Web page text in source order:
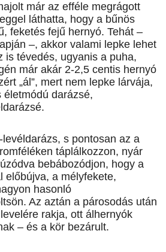
már az efféle megrágott
láthatta, hogy a bűnös
feketés fejű hernyó. Tehát –
–, akkor valami lepke lehet
is tévedés, ugyanis a puha,
már akár 2-2,5 centis hernyó
„ál”, mert nem lepke lárvája,
életmódú darázsé,
s pontosan az a
táplálkozzon, nyár
bebábozódjon, hogy a
előbújva, a mélyfekete,
hasonló
Az aztán a párosodás után
rakja, ott álhernyók
– és a kör bezárult.